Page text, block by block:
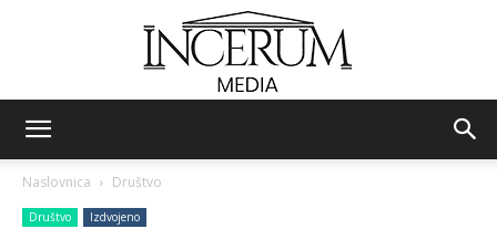
Naslovnica Društvo
Društvo Izdvojeno